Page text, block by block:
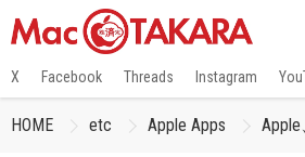
X Facebook Threads Instagram
HOME etc Apple Apps